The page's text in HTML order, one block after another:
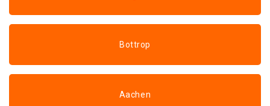
Bottrop
Aachen